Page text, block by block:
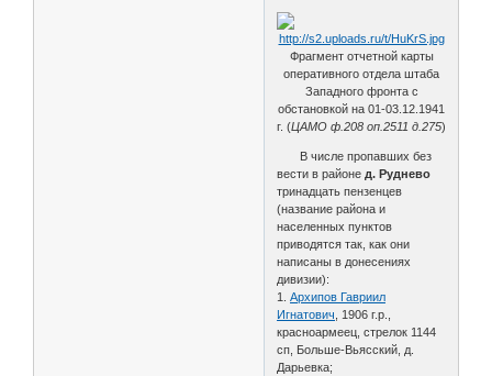
Фрагмент отчетной карты
оперативного отдела штаба
Западного фронта с
обстановкой на 01-03.12.1941
г. (ЦАМО ф.208 оп.2511 д.275)
В числе пропавших без
вести в районе д. Руднево
тринадцать пензенцев
(название района и
населенных пунктов
приводятся так, как они
написаны в донесениях
дивизии):
1.Архипов Гавриил
Игнатович , 1906 г.р.,
красноармеец, стрелок 1144
сп, Больше-Вьясский, д.
Дарьевка;